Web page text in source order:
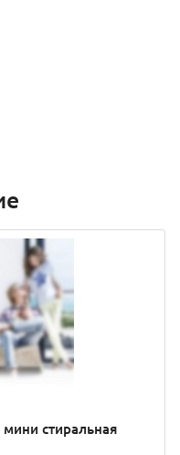
мини стиральная